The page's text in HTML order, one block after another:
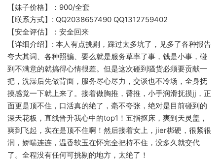
【妹子价格】：900/全套
【联系方式】: QQ2038657490 QQ1312759402
【安全评估】：安全回来
【详细介绍】: 本人有点挑剔，踩过太多坑了，见多了各种报告
夸大其词、各种照骗、要么就是服务草率了事，钱是小事，碰
到不满意的就搞得心情很差。但是这次碰到骚货必须要贡献一
把，洗澡后先做背面，服务尽心尽力，交谈也不冷场，全身抚
摸感觉一下就上来了。接着做胸推，臀推，小手润滑抚摸jj，正
面更是顶不住，口活真的绝了，毫不夸张，绝对是目前碰到的
深天花板，直线晋升我心中的top1！五指抠床，爽到天灵盖，
爽到飞起，实在是顶不住啊！然后接着女上，jier梆硬，很紧很
润，娇喘连连，温香软玉在怀完全把持不住，没多久就交代
了。全程没有任何可挑剔的地方，太绝了！